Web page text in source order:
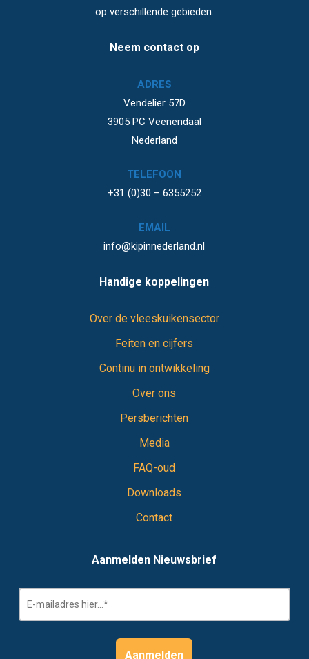
op verschillende gebieden.
Neem contact op
ADRES
Vendelier 57D
3905 PC Veenendaal
Nederland
TELEFOON
+31 (0)30 – 6355252
EMAIL
info@kipinnederland.nl
Handige koppelingen
Over de vleeskuikensector
Feiten en cijfers
Continu in ontwikkeling
Over ons
Persberichten
Media
FAQ-oud
Downloads
Contact
Aanmelden Nieuwsbrief